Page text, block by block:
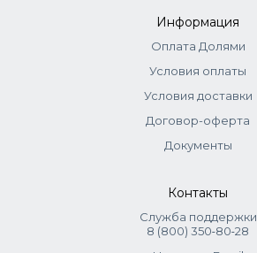
Информация
Оплата Долями
Условия оплаты
Условия доставки
Договор-оферта
Документы
Контакты
Служба поддержки
8 (800) 350‑80‑28